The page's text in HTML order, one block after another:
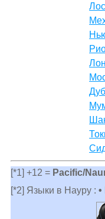
[*1] +12 = Pacific/
[*2] Языки в Науру :